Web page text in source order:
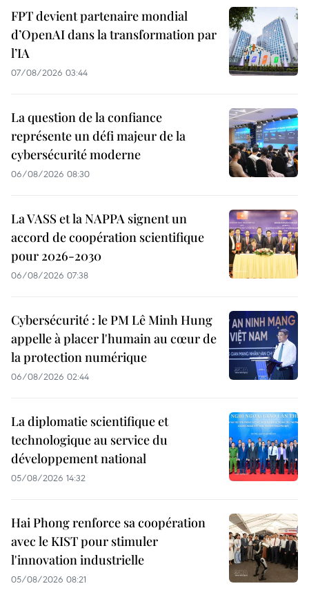
FPT devient partenaire mondial
d’OpenAI dans la transformation par
l’IA
07/08/2026 03:44
La question de la confiance
représente un défi majeur de la
cybersécurité moderne
06/08/2026 08:30
La VASS et la NAPPA signent un
accord de coopération scientifique
pour 2026-2030
06/08/2026 07:38
Cybersécurité : le PM Lê Minh Hung
appelle à placer l'humain au cœur de
la protection numérique
06/08/2026 02:44
La diplomatie scientifique et
technologique au service du
développement national
05/08/2026 14:32
Hai Phong renforce sa coopération
avec le KIST pour stimuler
l'innovation industrielle
05/08/2026 08:21